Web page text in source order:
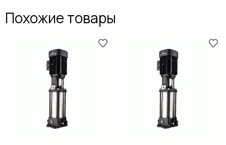
Похожие товары